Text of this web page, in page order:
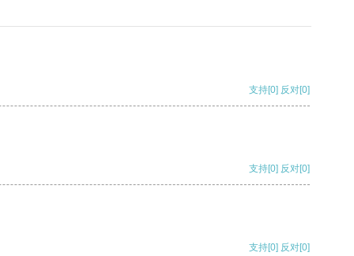
支持[0] 反对[0]
支持[0] 反对[0]
支持[0] 反对[0]